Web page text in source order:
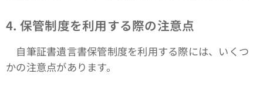
4. 保管制度を利用する際の注意点
自筆証書遺言書保管制度を利用する際には、いくつ
かの注意点があります。